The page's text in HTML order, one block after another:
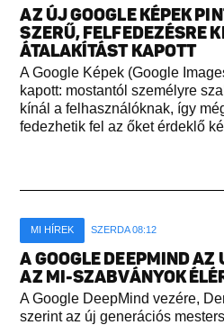
AZ ÚJ GOOGLE KÉPEK
SZERŰ, FELFEDEZÉSRE
ÁTALAKÍTÁST KAPOTT
A Google Képek (Google
kapott: mostantól személyre
kínál a felhasználóknak, így
fedezhetik fel az őket érdeklő
MI HÍREK SZERDA 08:12
A GOOGLE DEEPMIND AZ
AZ MI-SZABVÁNYOK
A Google DeepMind vezére,
szerint az új generációs